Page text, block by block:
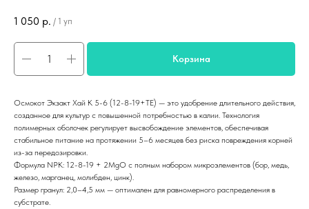
1 050 р. / 1 уп
Корзина
Осмокот Экзакт Хай К 5-6 (12-8-19+TE) — это удобрение длительного действия,
созданное для культур с повышенной потребностью в калии. Технология
полимерных оболочек регулирует высвобождение элементов, обеспечивая
стабильное питание на протяжении 5–6 месяцев без риска повреждения корней
из-за передозировки.
Формула NPK: 12-8-19 + 2MgO с полным набором микроэлементов (бор, медь,
железо, марганец, молибден, цинк).
Размер гранул: 2,0–4,5 мм — оптимален для равномерного распределения в
субстрате.